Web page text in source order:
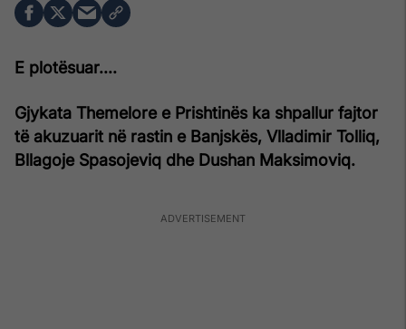
E plotësuar....
Gjykata Themelore e Prishtinës ka shpallur fajtor
të akuzuarit në rastin e Banjskës, Vlladimir Tolliq,
Bllagoje Spasojeviq dhe Dushan Maksimoviq.